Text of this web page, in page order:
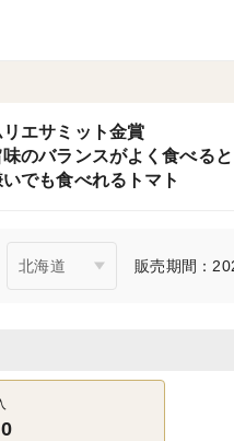
エサミット金賞
のバランスがよく食べる
いでも食べれるトマト
販売期間：